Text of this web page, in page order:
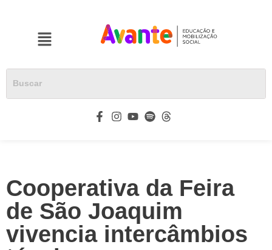
Cooperativa da Feira
de São Joaquim
vivencia intercâmbios